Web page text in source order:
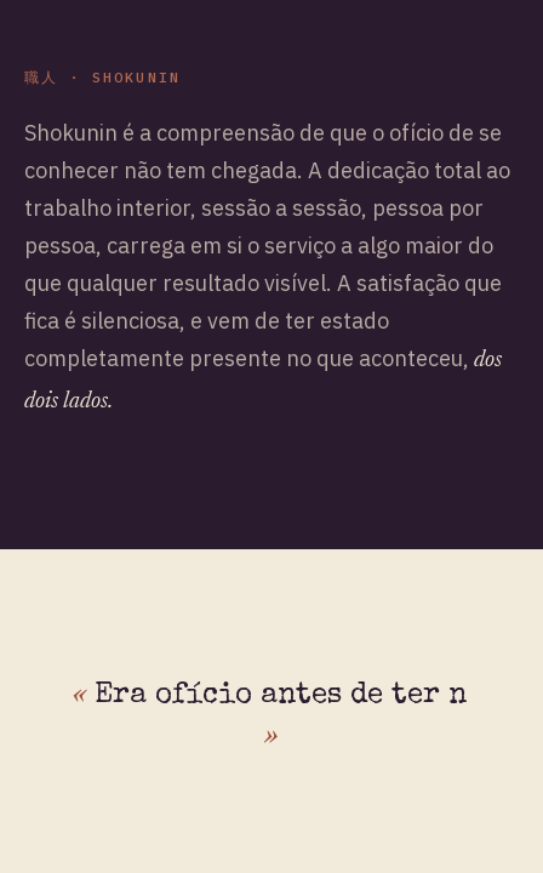
職人 · SHOKUNIN
Shokunin é a compreensão de que o ofício de se
conhecer não tem chegada. A dedicação total ao
trabalho interior, sessão a sessão, pessoa por
pessoa, carrega em si o serviço a algo maior do
que qualquer resultado visível. A satisfação que
fica é silenciosa, e vem de ter estado
completamente presente no que aconteceu, dos
dois lados.
« Era ofício ante s d e ter
me